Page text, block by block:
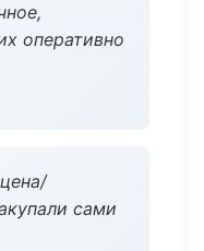
оперативно
сами